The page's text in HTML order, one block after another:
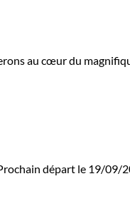
au cœur du
départ le 19/09/